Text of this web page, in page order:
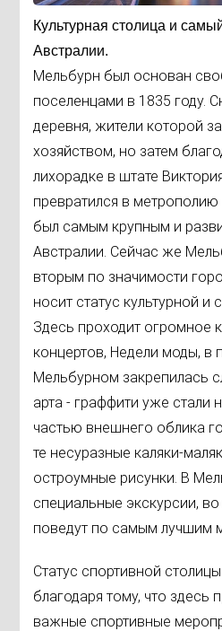
Культурная столица и
Австралии.
Мельбурн был основан
поселенцами в 1835 году.
деревня, жители которой
хозяйством, но затем
лихорадке в штате
превратился в
был самым крупным и
Австралии. Сейчас же
вторым по значимости
носит статус культурной и
Здесь проходит огромное
концертов, Недели моды, в
Мельбурном закрепилась
арта - граффити уже стали
частью внешнего облика
те несуразные каляки-
остроумные рисунки. В
специальные экскурсии,
поведут по самым лучшим
Статус спортивной
благодаря тому, что здесь
важные спортивные